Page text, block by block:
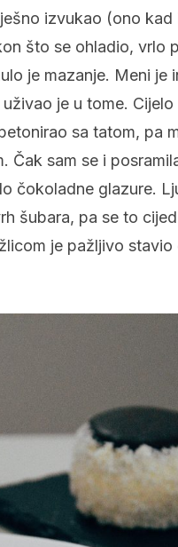
izvukao (ono
što se ohladio, vrlo
je mazanje. Meni je
je u tome.
sa tatom, pa
Čak sam se i
čokoladne glazure.
šubara, pa se to
je pažljivo